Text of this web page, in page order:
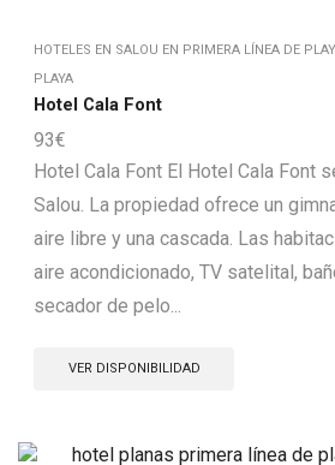
HOTELES EN SALOU EN PRIMERA LÍNEA DE
PLAYA
Hotel Cala Font
93€
Hotel Cala Font El Hotel Cala Font
Salou. La propiedad ofrece un
aire libre y una cascada. Las
aire acondicionado, TV satelital,
secador de pelo...
VER DISPONIBILIDAD